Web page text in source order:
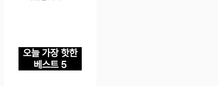
오늘 가장 핫한
베스트 5